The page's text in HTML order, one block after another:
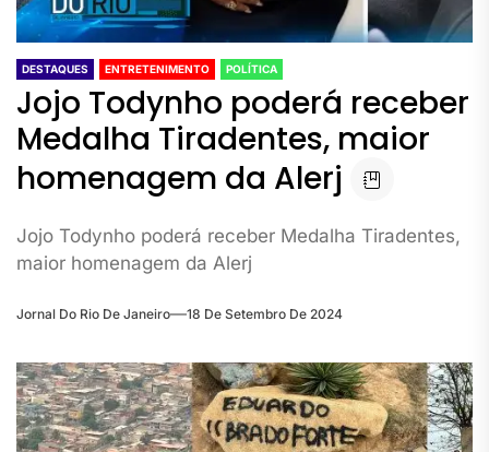
DESTAQUES ENTRETENIMENTO POLÍTICA
Jojo Todynho poderá receber
Medalha Tiradentes, maior
homenagem da Alerj
Jojo Todynho poderá receber Medalha Tiradentes,
maior homenagem da Alerj
Jornal Do Rio De Janeiro 18 De Setembro De 2024